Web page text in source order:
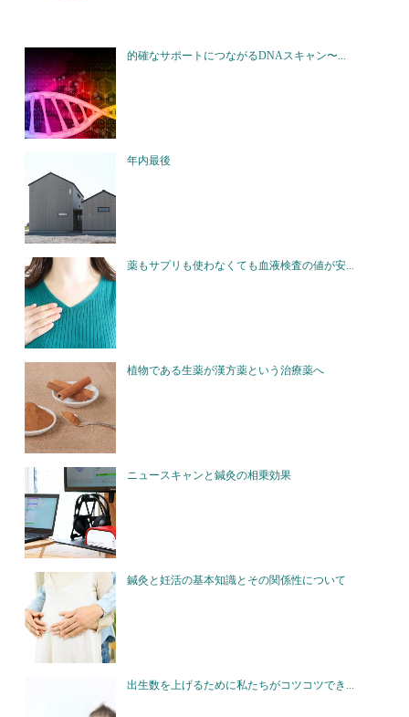
的確なサポートにつながるDNAスキャン〜...
年内最後
薬もサプリも使わなくても血液検査の値が安...
植物である生薬が漢方薬という治療薬へ
ニュースキャンと鍼灸の相乗効果
鍼灸と妊活の基本知識とその関係性について
出生数を上げるために私たちがコツコツでき...